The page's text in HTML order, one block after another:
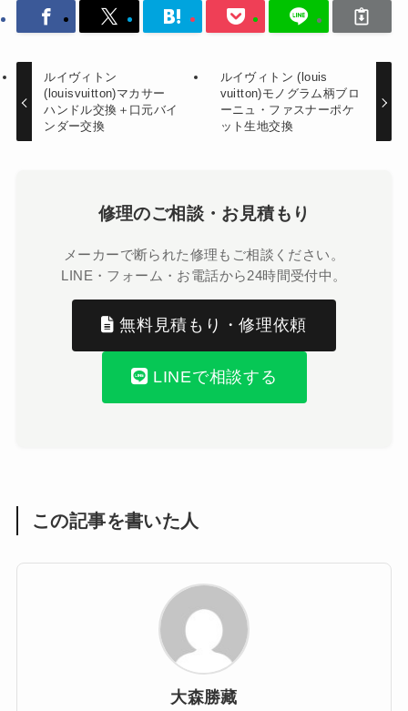
ルイヴィトン
(louisvuitton)マカサー
ハンドル交換＋口元バイ
ンダー交換
ルイヴィトン (louis
vuitton)モノグラム柄ブロ
ーニュ・ファスナーポケ
ット生地交換
修理のご相談・お見積もり
メーカーで断られた修理もご相談ください。
LINE・フォーム・お電話から24時間受付中。
無料見積もり・修理依頼
LINEで相談する
この記事を書いた人
大森勝藏